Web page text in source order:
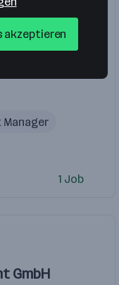
1 Job
GmbH
akzeptieren